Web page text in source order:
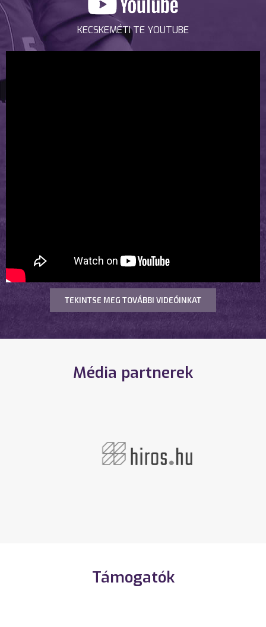
KECSKEMÉTI TE YOUTUBE
TEKINTSE MEG TOVÁBBI VIDEÓINKAT
Média partnerek
Támogatók